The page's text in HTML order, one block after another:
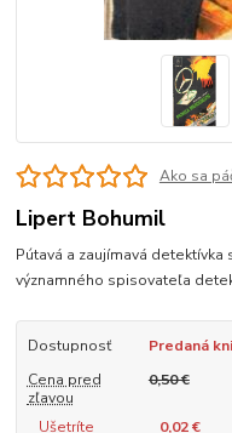
Ako sa
Lipert Bohumil
Pútavá a zaujímavá
významného spisovateľa
Dostupnosť
Predaná
Cena pred
zľavou
0,50 €
Ušetríte 0,02 €